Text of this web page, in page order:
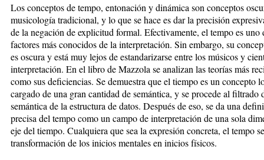
Los conceptos de tempo, entonación y dinámica son conceptos
musicología tradicional, y lo que se hace es dar la precisión
de la negación de explicitud formal. Efectivamente, el tempo es uno
factores más conocidos de la interpretación. Sin embargo, su
es oscura y está muy lejos de estandarizarse entre los músicos y
interpretación. En el libro de Mazzola se analizan las teorías más
como sus deficiencias. Se demuestra que el tiempo es un concepto
cargado de una gran cantidad de semántica, y se procede al filtrado
semántica de la estructura de datos. Después de eso, se da una
precisa del tempo como un campo de interpretación de una sola
eje del tiempo. Cualquiera que sea la expresión concreta, el tempo
transformación de los inicios mentales en inicios físicos.